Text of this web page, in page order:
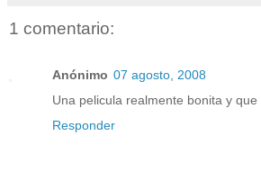
1 comentario:
Anónimo 07 agosto, 2008
Una pelicula realmente bonita y que
Responder